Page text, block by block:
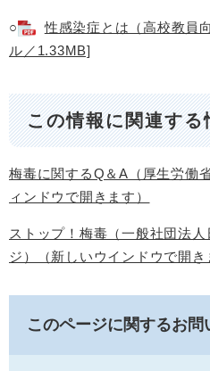
○
性感染症とは（高校教員
ル／1.33MB]
この情報に関連する
梅毒に関するQ＆A（厚生労働
ィンドウで開きます）
ストップ！梅毒（一般社団法
ジ）（新しいウインドウで開き
このページに関するお問